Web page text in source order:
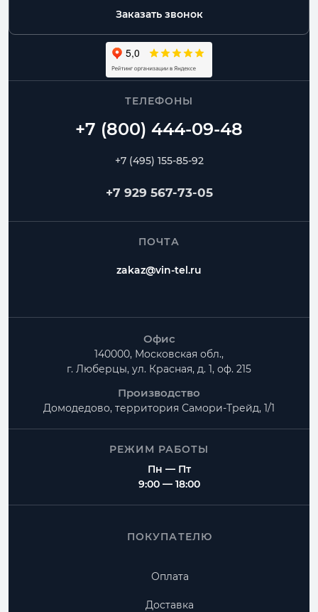
Заказать звонок
ТЕЛЕФОНЫ
+7 (495) 155-85-92
+7 929 567-73-05
ПОЧТА
zakaz@vin-tel.ru
Офис
140000, Московская обл.,
г. Люберцы, ул. Красная, д. 1, оф. 215
Производство
Домодедово, территория Самори-Трейд, 1/1
РЕЖИМ РАБОТЫ
Пн — Пт
9:00 — 18:00
ПОКУПАТЕЛЮ
Оплата
Доставка